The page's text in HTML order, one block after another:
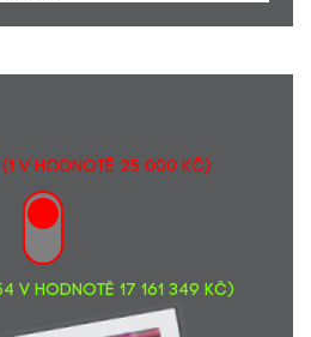
(1 v hodnotě 25 000 Kč)
v hodnotě 17 161 349 Kč)